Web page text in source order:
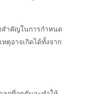
สำคัญในการกำหนด
ตุอาจเกิดได้ทั้งจาก